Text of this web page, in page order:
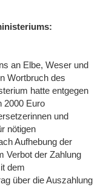
an Elbe, Weser und
Wortbruch des
hatte entgegen
2000 Euro
und
nötigen
Aufhebung der
Verbot der Zahlung
dem
über die Auszahlung